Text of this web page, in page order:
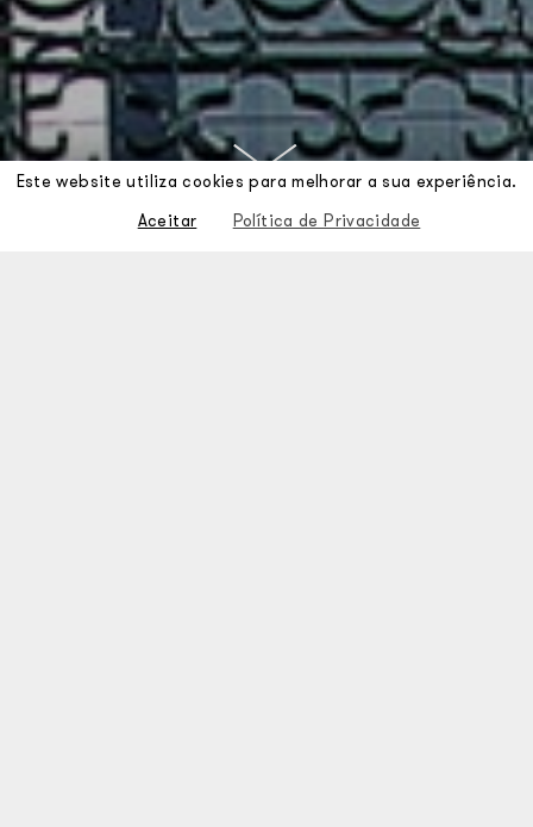
Este website utiliza cookies para melhorar a sua experiência.
Aceitar
Política de Privacidade